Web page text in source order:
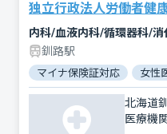
独立行政法人労働者健
釧路駅
マイナ保険証対応 女性
北海道
医療機